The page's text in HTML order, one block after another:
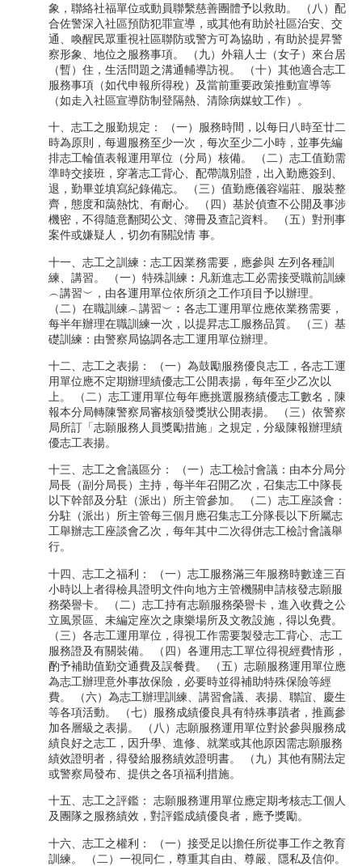
象，聯絡社福單位或動員聯繫慈善團體予以救助。 （八）配
合佐警深入社區預防犯罪宣導，或其他有助於社區治安、交
通、喚醒民眾重視社區聯防或警方可為協助，有助於提昇警
察形象、地位之服務事項。 （九）外籍人士（女子）來台居
（暫）住，生活問題之溝通輔導訪視。 （十）其他適合志工
服務事項（如代申報所得稅）及當前重要政策推動宣導等
（如走入社區宣導防制登隔熱、清除病媒蚊工作）。
十、志工之服勤規定： （一）服務時間，以每日八時至廿二
時為原則，每週服務至少一次，每次至少二小時，並事先編
排志工輪值表報運用單位（分局）核備。 （二）志工值勤需
準時交接班，穿著志工背心、配帶識別證，出入勤應簽到、
退，勤畢並填寫紀錄備忘。 （三）值勤應儀容端莊、服裝整
齊，態度和藹熱忱、有耐心。 （四）基於偵查不公開及事涉
機密，不得隨意翻閱公文、簿冊及查記資料。 （五）對刑事
案件或嫌疑人，切勿有關說情 事。
十一、志工之訓練：志工因業務需要，應參與 左列各種訓
練、講習。 （一）特殊訓練︰凡新進志工必需接受職前訓練
︵講習︶，由各運用單位依所須之工作項目予以辦理。
（二）在職訓練︵講習︶︰各志工運用單位應依業務需要，
每半年辦理在職訓練一次，以提昇志工服務品質。 （三）基
礎訓練：由警察局協調各志工運用單位辦理。
十二、志工之表揚： （一）為鼓勵服務優良志工，各志工運
用單位應不定期辦理績優志工公開表揚，每年至少乙次以
上。 （二）志工運用單位每年應挑選服務績優志工數名，陳
報本分局轉陳警察局審核頒發獎狀公開表揚。 （三）依警察
局所訂「志願服務人員獎勵措施」之規定，分級陳報辦理績
優志工表揚。
十三、志工之會議區分： （一）志工檢討會議：由本分局分
局長（副分局長）主持，每半年召開乙次，召集志工中隊長
以下幹部及分駐（派出）所主管參加。 （二）志工座談會：
分駐（派出）所主管每三個月應召集志工分隊長以下所屬志
工舉辦志工座談會乙次，每年其中二次得併志工檢討會議舉
行。
十四、志工之福利： （一）志工服務滿三年服務時數達三百
小時以上者得檢具證明文件向地方主管機關申請核發志願服
務榮譽卡。 （二）志工持有志願服務榮譽卡，進入收費之公
立風景區、未編定座次之康樂場所及文教設施，得以免費。
（三）各志工運用單位，得視工作需要製發志工背心、志工
服務證及有關裝備。 （四）各運用志工單位得視經費情形，
酌予補助值勤交通費及誤餐費。 （五）志願服務運用單位應
為志工辦理意外事故保險，必要時並得補助特殊保險等經
費。 （六）為志工辦理訓練、講習會議、表揚、聯誼、慶生
等各項活動。 （七）服務成績優良具有特殊事蹟者，推薦參
加各層級之表揚。 （八）志願服務運用單位對於參與服務成
績良好之志工，因升學、進修、就業或其他原因需志願服務
績效證明者，得發給服務績效證明書。 （九）其他有關法定
或警察局發布、提供之各項福利措施。
十五、志工之評鑑： 志願服務運用單位應定期考核志工個人
及團隊之服務績效，對評鑑成績優良者，應予獎勵。
十六、志工之權利： （一）接受足以擔任所從事工作之教育
訓練。 （二）一視同仁，尊重其自由、尊嚴、隱私及信仰。